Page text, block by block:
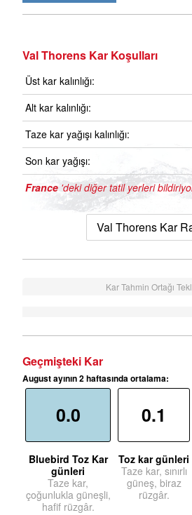
Val Thorens Kar Koşulları
Üst kar kalınlığı:
Alt kar kalınlığı:
Taze kar yağışı kalınlığı:
Son kar yağışı:
France 'deki diğer tatil yerleri
Val Thorens Kar
Kar Tahmin Ortağı
Geçmişteki Kar
August ayının 2 haftasında ortalama:
0.0
Bluebird Toz Kar
günleri
Taze kar,
çoğunlukla güneşli,
hafif rüzgâr.
0.1
Toz kar günleri
Taze kar, sınırlı
güneş, biraz
rüzgâr.